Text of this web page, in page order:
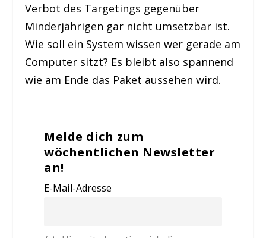
Verbot des Targetings gegenüber
Minderjährigen gar nicht umsetzbar ist.
Wie soll ein System wissen wer gerade am
Computer sitzt? Es bleibt also spannend
wie am Ende das Paket aussehen wird.
Melde dich zum
wöchentlichen Newsletter
an!
E-Mail-Adresse